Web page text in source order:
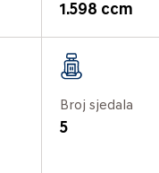
1.598 ccm
Broj sjedala
5